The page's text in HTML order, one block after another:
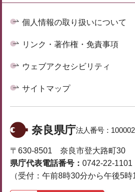
個人情報の取り扱いについて
リンク・著作権・免責事項
ウェブアクセシビリティ
サイトマップ
奈良県庁法人番号：
〒630-8501 奈良市登大路町30
県庁代表電話番号： 0742-22-1101
（受付：午前8時30分から午後5時